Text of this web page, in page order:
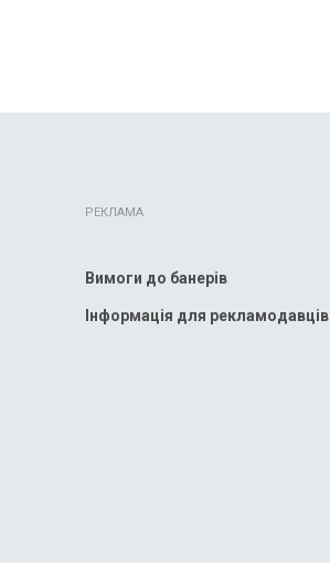
РЕКЛАМА
Вимоги до банерів
Інформація для рекламодавців